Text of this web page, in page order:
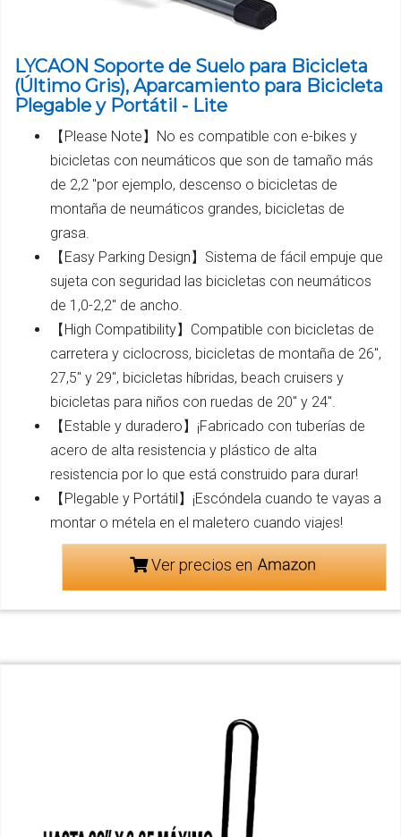
LYCAON Soporte de Suelo para Bicicleta
(Último Gris), Aparcamiento para Bicicleta
Plegable y Portátil - Lite
【Please Note】No es compatible con e-bikes y
bicicletas con neumáticos que son de tamaño más
de 2,2 "por ejemplo, descenso o bicicletas de
montaña de neumáticos grandes, bicicletas de
grasa.
【Easy Parking Design】Sistema de fácil empuje que
sujeta con seguridad las bicicletas con neumáticos
de 1,0-2,2" de ancho.
【High Compatibility】Compatible con bicicletas de
carretera y ciclocross, bicicletas de montaña de 26",
27,5" y 29", bicicletas híbridas, beach cruisers y
bicicletas para niños con ruedas de 20" y 24".
【Estable y duradero】¡Fabricado con tuberías de
acero de alta resistencia y plástico de alta
resistencia por lo que está construido para durar!
【Plegable y Portátil】¡Escóndela cuando te vayas a
montar o métela en el maletero cuando viajes!
Ver precios en